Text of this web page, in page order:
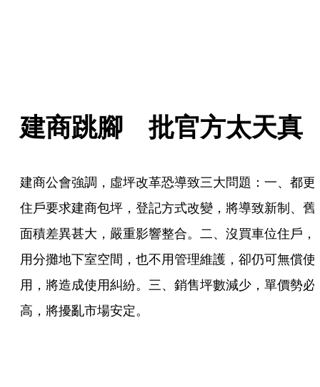
建商跳腳　批官方太天真
建商公會強調，虛坪改革恐導致三大問題：一、都更
住戶要求建商包坪，登記方式改變，將導致新制、舊
面積差異甚大，嚴重影響整合。二、沒買車位住戶，
用分攤地下室空間，也不用管理維護，卻仍可無償使
用，將造成使用糾紛。三、銷售坪數減少，單價勢必
高，將擾亂市場安定。